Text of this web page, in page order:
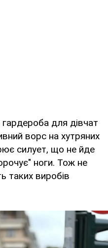
для дівчат
ворс на хутряних
силует, що не йде
ноги. Тож не
таких виробів